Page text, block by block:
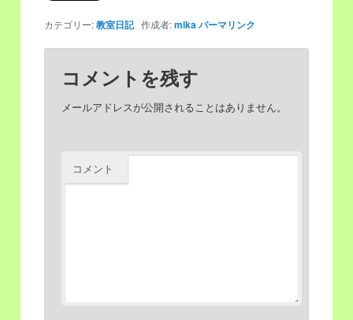
カテゴリー:教室日記作成者:mikaパーマリンク
コメントを残す
メールアドレスが公開されることはありません。
コメント